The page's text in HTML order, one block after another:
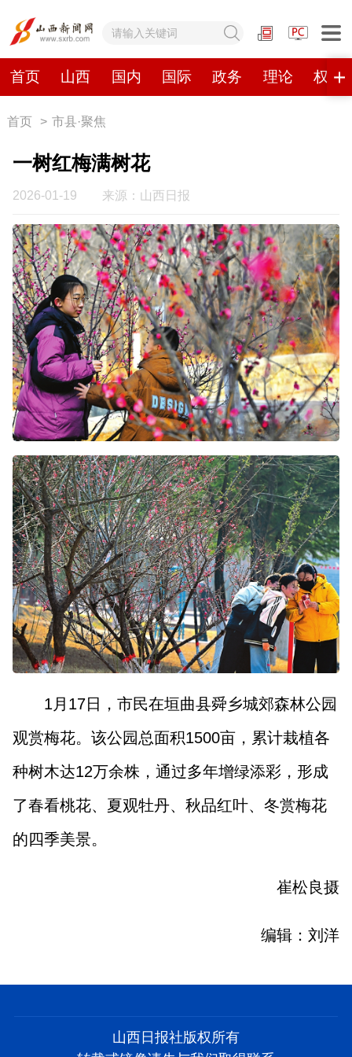
首页 山西 国内 国际 政务 理论 权威
网站地图
首页
政务 理论
数字报刊
山西日报 山西晚报 山西经济日报 山西农民报
山西市场导报 山西法治报
地方频道
大同 朔州 忻州 吕梁
晋中 阳泉 长治 晋城
临汾 运城
行业频道
教育 法治 三农
首页 > 市县·聚焦
一树红梅满树花
2026-01-19 来源：山西日报
1月17日，市民在垣曲县舜乡城郊森林公园
观赏梅花。该公园总面积1500亩，累计栽植各
种树木达12万余株，通过多年增绿添彩，形成
了春看桃花、夏观牡丹、秋品红叶、冬赏梅花
的四季美景。
崔松良摄
编辑：刘洋
山西日报社版权所有